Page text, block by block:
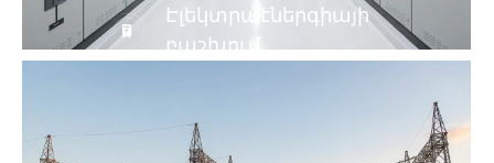
Էլեկտրաէներգիայի
բաշխում